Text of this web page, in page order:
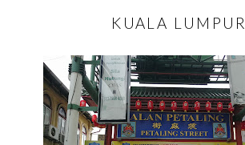
KUALA LUMPUR